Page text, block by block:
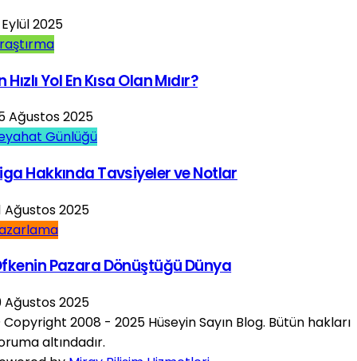
2025
Hızlı Yol En Kısa Olan Mıdır?
Ağustos 2025
Günlüğü
Hakkında Tavsiyeler ve Notlar
Ağustos 2025
Pazara Dönüştüğü Dünya
Ağustos 2025
2008 - 2025 Hüseyin Sayın Blog. Bütün hakları
altındadır.